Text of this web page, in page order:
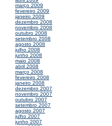
março 2009
fevereiro 2009
janeiro 2009
dezembro 2008
novembro 2008
outubro 2008
setembro 2008
agosto 2008
julho 2008
junho 2008
maio 2008
abril 2008
março 2008
fevereiro 2008
janeiro 2008
dezembro 2007
novembro 2007
outubro 2007
setembro 2007
agosto 2007
julho 2007
junho 2007